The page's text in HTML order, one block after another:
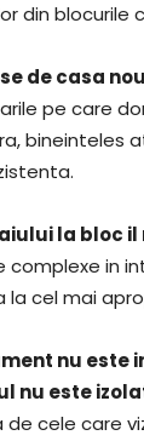
din blocurile
de casa
pe care
bineinteles
la bloc
complexe in
la cel mai
nu este
nu este
cele care